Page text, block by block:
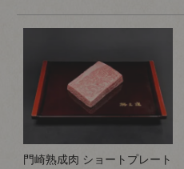
門崎熟成肉 ショートプレート